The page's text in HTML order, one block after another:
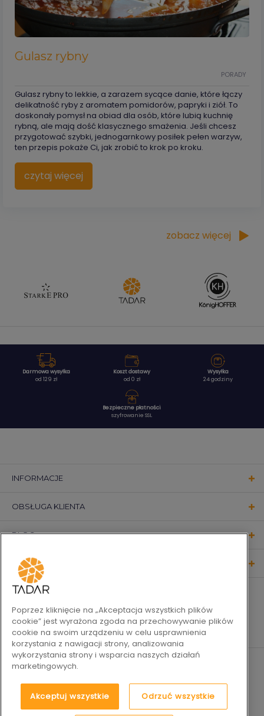
Gulasz rybny
PORADY
Gulasz rybny to lekkie, a zarazem sycące danie, które łączy
delikatność ryby z aromatem pomidorów, papryki i ziół. To
doskonały pomysł na obiad dla osób, które lubią kuchnię
rybną, ale mają dość klasycznego smażenia. Jeśli chcesz
przygotować szybki, jednogarnkowy posiłek pełen warzyw,
ten przepis pokaże Ci, jak zrobić to krok po kroku.
czytaj więcej
zobacz więcej
Darmowa wysyłka
od 129 zł
Koszt dostawy
od 0 zł
Wysyłka
24 godziny
Bezpieczne płatności
szyfrowanie SSL
INFORMACJE
OBSŁUGA KLIENTA
BLOG
KONTAKT
Poprzez kliknięcie na „Akceptacja wszystkich plików
cookie” jest wyrażona zgoda na przechowywanie plików
cookie na swoim urządzeniu w celu usprawnienia
korzystania z nawigacji strony, analizowania
wykorzystania strony i wsparcia naszych działań
marketingowych.
Akceptuj wszystkie Odrzuć wszystkie